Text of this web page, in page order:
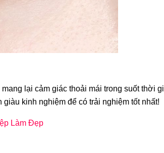
lại cảm giác thoải mái trong suốt thời
kinh nghiệm để có trải nghiệm tốt nhất!
Làm Đẹp